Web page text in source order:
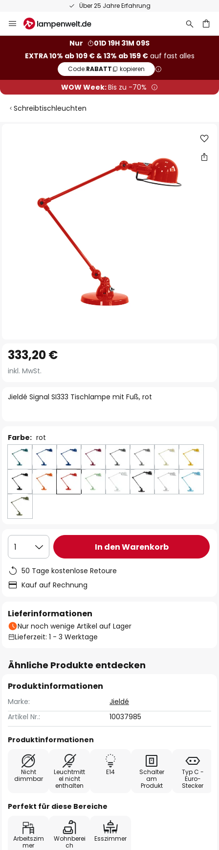
Über 25 Jahre Erfahrung
Inhalt
Nur
01D 19H 31M 08S
EXTRA 10% ab 109 € & 13% ab 159 €auf fast alles
Code:RABATT kopieren
WOW Week:Bis zu -70%
Schreibtischleuchten
Anfang
der
springen
Jieldé Signal SI333 Tischlampe mit Fuß, rot
333,20 €
inkl. MwSt.
Farbe: rot
1 In den Warenkorb
50 Tage kostenlose Retoure
Kauf auf Rechnung
Lieferinformationen
Nur noch wenige Artikel auf Lager
Lieferzeit: 1 - 3 Werktage
Ähnliche Produkte entdecken
Produktinformationen
Marke:
Jieldé
Artikel Nr.:
10037985
Produktinformationen
Nicht
dimmbar
Leuchtmitt
el nicht
enthalten
E14
Schalter
am
Produkt
Typ C -
Euro-
Stecker
Perfekt für diese Bereiche
Arbeitszim
mer
Wohnberei
ch
Esszimmer